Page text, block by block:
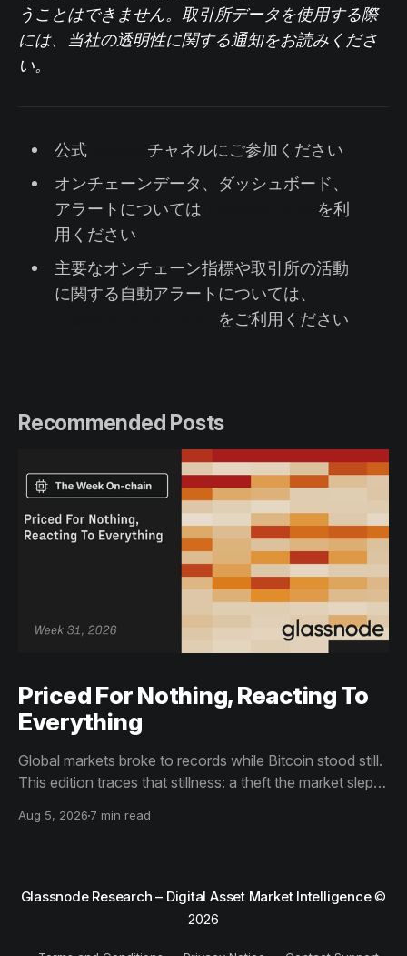
うことはできません。取引所データを使用する際
には、当社の透明性に関する通知をお読みくださ
い。
公式Teleglam チャネルにご参加ください
オンチェーンデータ、ダッシュボード、
アラートについては
を利
用ください
主要なオンチェーン指標や取引所の活動
に関する自動アラートについては、
をご利用ください
Recommended Posts
Priced For Nothing, Reacting To
Everything
Global markets broke to records while Bitcoin stood still.
This edition traces that stillness: a theft the market slept
than capitulation, and an options market priced for
Aug 5, 2026 7 min read
Glassnode Research – Digital Asset Market Intelligence©
2026